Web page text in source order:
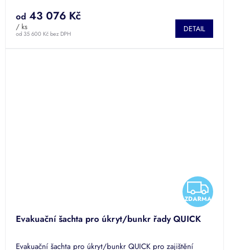
od 35 600 Kč bez DPH
od 43 076 Kč
/ ks DETAIL
Z
D
ZDARMA
Evakuační šachta pro úkryt/bunkr řady QUICK
Evakuační šachta pro úkryt/bunkr QUICK pro zajištění